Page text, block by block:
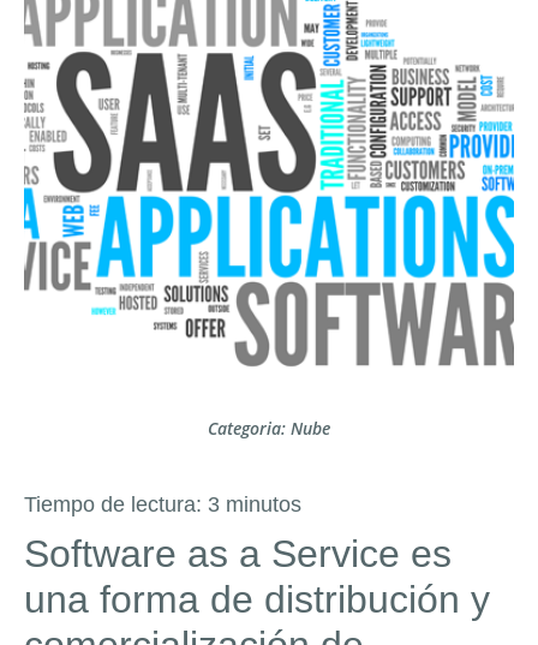
Categoria: Nube
Tiempo de lectura: 3 minutos
Software as a Service es
una forma de distribución y